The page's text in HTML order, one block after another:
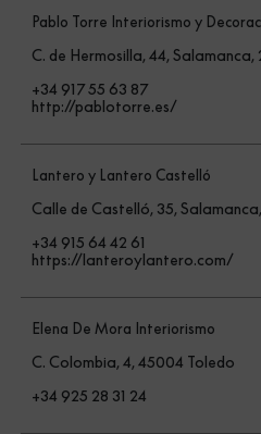
Pablo Torre Interiorismo y
C. de Hermosilla, 44,
+34 917 55 63 87
http://pablotorre.es/
Lantero y Lantero Castelló
Calle de Castelló, 35,
+34 915 64 42 61
https://lanteroylantero.com/
Elena De Mora Interiorismo
C. Colombia, 4, 45004 Toledo
+34 925 28 31 24